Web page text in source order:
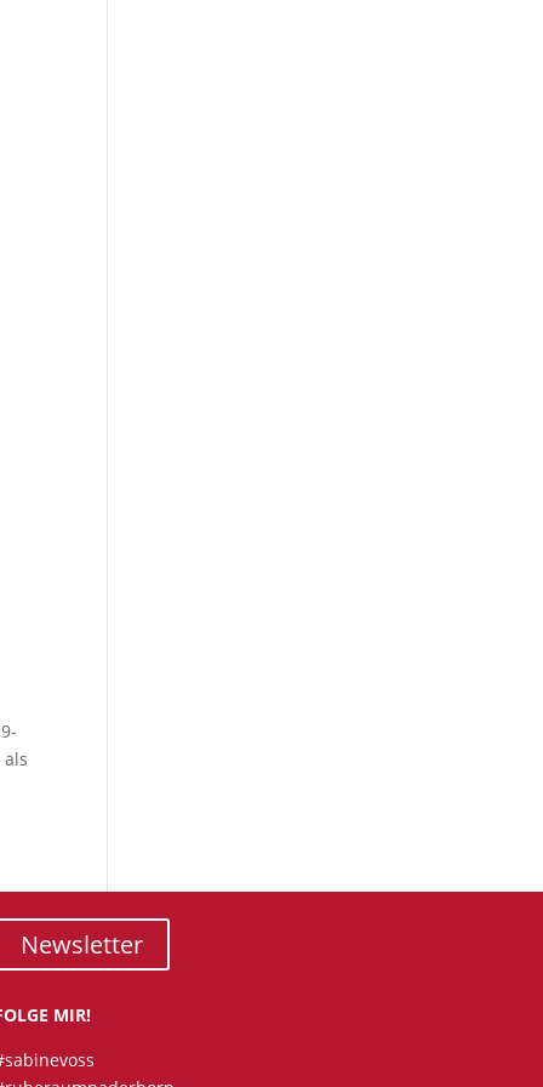
Newsletter
MIR!